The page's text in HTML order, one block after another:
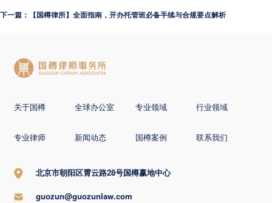
下一篇：【国樽律所】全面指南，开办托管班必备手续与合规要点解析
关于国樽 全球办公室 专业领域 行业领域
专业律师 新闻动态 国樽案例 联系我们
北京市朝阳区霄云路28号国樽赢地中心
guozun@guozunlaw.com